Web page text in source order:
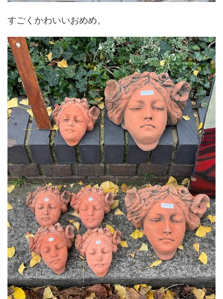
すごくかわいいおめめ。